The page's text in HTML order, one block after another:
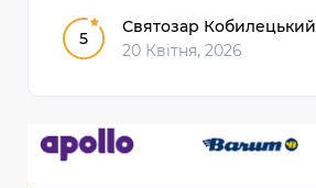
показала себе надійно і зручно.
5
Святозар Кобилецький
20 Квітня, 2026